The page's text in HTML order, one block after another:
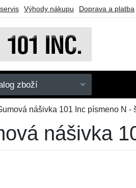
Výhody nákupu Doprava a platba
zboží
nášivka 101 Inc písmeno N -
nášivka